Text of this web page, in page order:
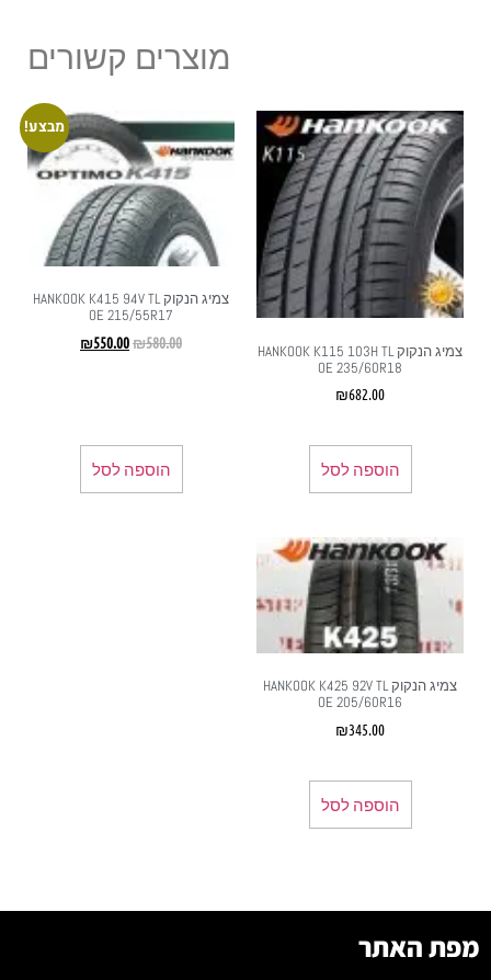
מוצרים קשורים
צמיג הנקוק HANKOOK K115 103H TL
OE 235/60R18
₪682.00
הוספה לסל
מבצע!
צמיג הנקוק HANKOOK K415 94V TL
OE 215/55R17
₪580.00
₪550.00
הוספה לסל
צמיג הנקוק HANKOOK K425 92V TL
OE 205/60R16
₪345.00
הוספה לסל
מפת האתר